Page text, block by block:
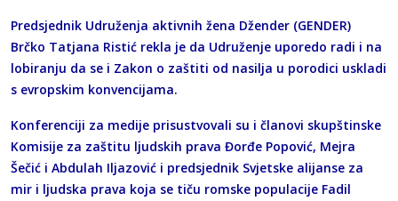
Predsjednik Udruženja aktivnih žena Džender (GENDER)
Brčko Tatjana Ristić rekla je da Udruženje uporedo radi i na
lobiranju da se i Zakon o zaštiti od nasilja u porodici uskladi
s evropskim konvencijama.
Konferenciji za medije prisustvovali su i članovi skupštinske
Komisije za zaštitu ljudskih prava Đorđe Popović, Mejra
Šečić i Abdulah Iljazović i predsjednik Svjetske alijanse za
mir i ljudska prava koja se tiču romske populacije Fadil